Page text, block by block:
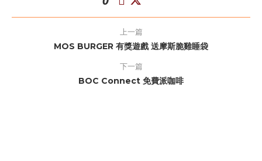
上一篇
MOS BURGER 有獎遊戲 送摩斯脆雞睡袋
下一篇
BOC Connect 免費派咖啡